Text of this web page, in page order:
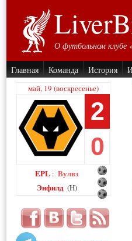
О футбольном клубе
Главная Команда История
май, 19 (воскресенье)
2
0
EPL : Вулвз
Энфилд (H)